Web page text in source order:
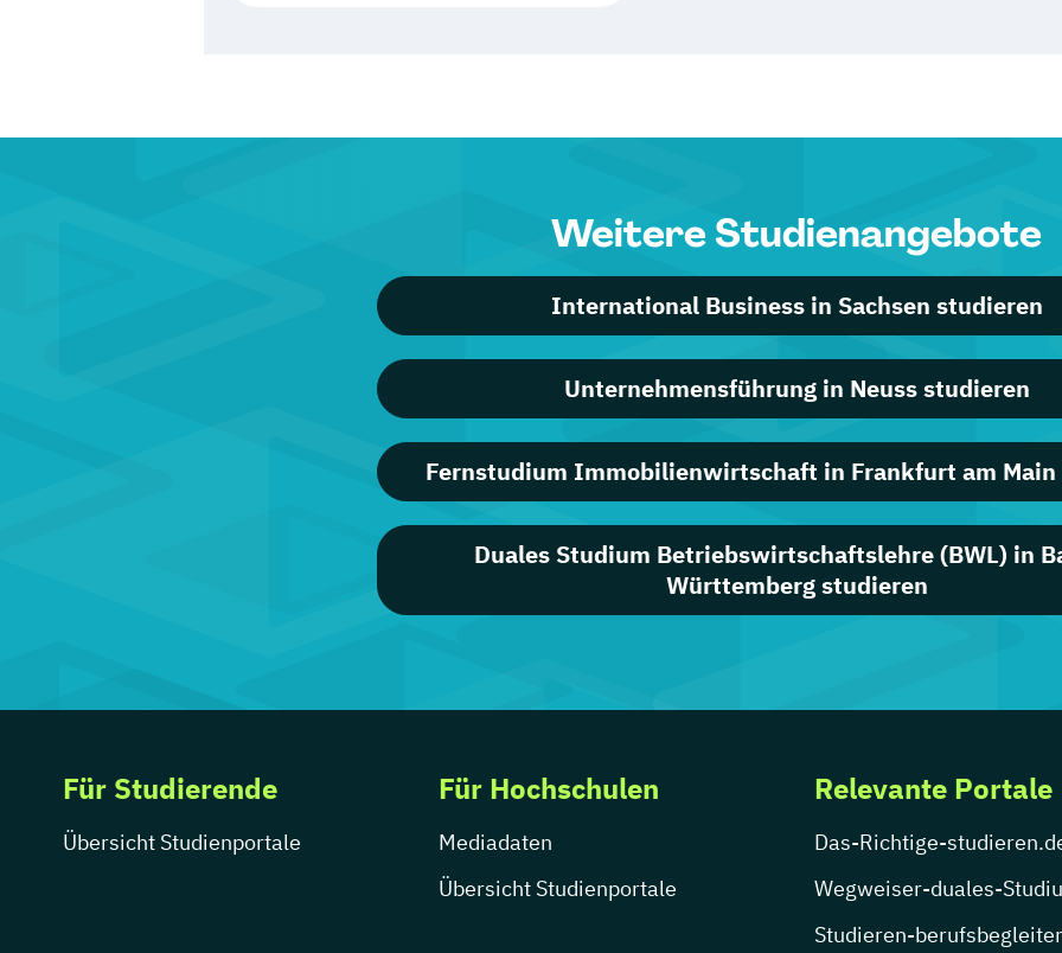
Weitere Studienangebote
International Business in Sachsen studieren
Unternehmensführung in Neuss studieren
Fernstudium Immobilienwirtschaft in Frankfurt am
Duales Studium Betriebswirtschaftslehre (BWL) in
Württemberg studieren
Für Studierende
Übersicht Studienportale
Für Hochschulen
Mediadaten
Übersicht Studienportale
Relevante Portale
Das-Richtige-
Wegweiser-duales-
Studieren-